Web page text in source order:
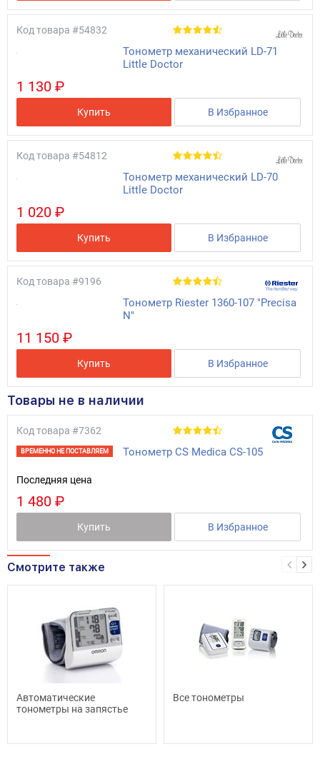
Код товара #54832
Тонометр механический LD-71
Little Doctor
1 130 ₽
Купить В Избранное
Код товара #54812
Тонометр механический LD-70
Little Doctor
1 020 ₽
Купить В Избранное
Код товара #9196
Тонометр Riester 1360-107 "Precisa
N"
11 150 ₽
Купить В Избранное
Товары не в наличии
Код товара #7362
ВРЕМЕННО НЕ ПОСТАВЛЯЕМ Тонометр CS Medica CS-105
Последняя цена
1 480 ₽
Купить В Избранное
Смотрите также
Автоматические
тонометры на запястье
Все тонометры